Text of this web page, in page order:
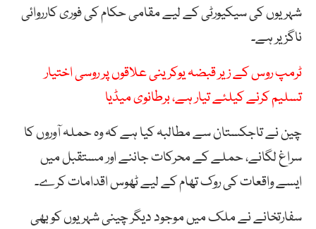
شہریوں کی سیکیورٹی کے لیے مقامی حکام کی فوری کارروائی
ناگزیر ہے۔
ٹرمپ روس کے زیر قبضہ یوکرینی علاقوں پر روسی اختیار
تسلیم کرنے کیلئے تیار ہے، برطانوی میڈیا
چین نے تاجکستان سے مطالبہ کیا ہے کہ وہ حملہ آوروں کا
سراغ لگانے، حملے کے محرکات جاننے اور مستقبل میں
ایسے واقعات کی روک تھام کے لیے ٹھوس اقدامات کرے۔
سفارتخانے نے ملک میں موجود دیگر چینی شہریوں کو بھی